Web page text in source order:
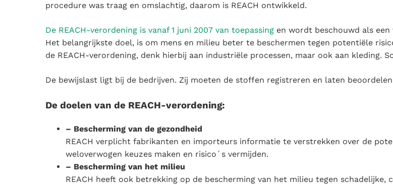
procedure was traag en omslachtig, daarom is REACH ontwikkeld.
De REACH-verordening is vanaf 1 juni 2007 van toepassing en wordt beschouwd als
Het belangrijkste doel, is om mens en milieu beter te beschermen tegen potentiële
de REACH-verordening, denk hierbij aan industriële processen, maar ook aan kleding.
De bewijslast ligt bij de bedrijven. Zij moeten de stoffen registreren en laten
De doelen van de REACH-verordening:
– Bescherming van de gezondheid
REACH verplicht fabrikanten en importeurs informatie te verstrekken over de
weloverwogen keuzes maken en risico´s vermijden.
– Bescherming van het milieu
REACH heeft ook betrekking op de bescherming van het milieu tegen